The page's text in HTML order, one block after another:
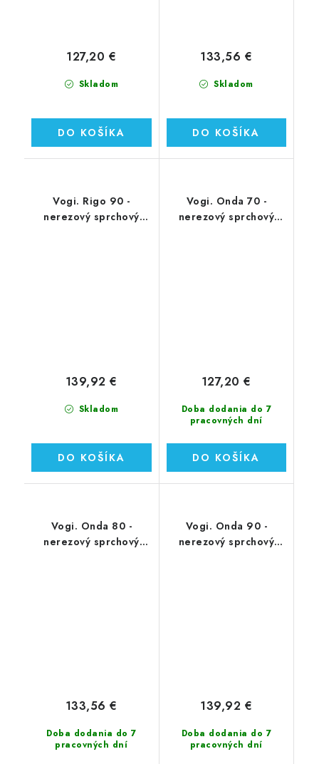
Skladom
127,20 €
DO KOŠÍKA
Skladom
133,56 €
DO KOŠÍKA
Vogi. Rigo 90 -
nerezový sprchový
Skladom
139,92 €
DO KOŠÍKA
Vogi. Onda 70 -
nerezový sprchový
Doba dodania do 7
pracovných dní
127,20 €
DO KOŠÍKA
Vogi. Onda 80 -
nerezový sprchový
Doba dodania do 7
pracovných dní
133,56 €
Vogi. Onda 90 -
nerezový sprchový
Doba dodania do 7
pracovných dní
139,92 €